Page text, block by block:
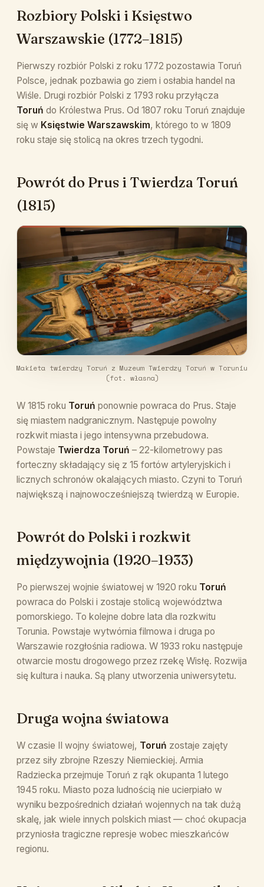
Rozbiory Polski i Księstwo
Warszawskie (1772–1815)
Pierwszy rozbiór Polski z roku 1772 pozostawia Toruń
Polsce, jednak pozbawia go ziem i osłabia handel na
Wiśle. Drugi rozbiór Polski z 1793 roku przyłącza
Toruń do Królestwa Prus. Od 1807 roku Toruń znajduje
się w Księstwie Warszawskim, którego to w 1809
roku staje się stolicą na okres trzech tygodni.
Powrót do Prus i Twierdza Toruń
(1815)
Makieta twierdzy Toruń z Muzeum Twierdzy Toruń w Toruniu
(fot. własna)
W 1815 roku Toruń ponownie powraca do Prus. Staje
się miastem nadgranicznym. Następuje powolny
rozkwit miasta i jego intensywna przebudowa.
Powstaje Twierdza Toruń – 22-kilometrowy pas
forteczny składający się z 15 fortów artyleryjskich i
licznych schronów okalających miasto. Czyni to Toruń
największą i najnowocześniejszą twierdzą w Europie.
Powrót do Polski i rozkwit
międzywojnia (1920–1933)
Po pierwszej wojnie światowej w 1920 roku Toruń
powraca do Polski i zostaje stolicą województwa
pomorskiego. To kolejne dobre lata dla rozkwitu
Torunia. Powstaje wytwórnia filmowa i druga po
Warszawie rozgłośnia radiowa. W 1933 roku następuje
otwarcie mostu drogowego przez rzekę Wisłę. Rozwija
się kultura i nauka. Są plany utworzenia uniwersytetu.
Druga wojna światowa
W czasie II wojny światowej, Toruń zostaje zajęty
przez siły zbrojne Rzeszy Niemieckiej. Armia
Radziecka przejmuje Toruń z rąk okupanta 1 lutego
1945 roku. Miasto poza ludnością nie ucierpiało w
wyniku bezpośrednich działań wojennych na tak dużą
skalę, jak wiele innych polskich miast — choć okupacja
przyniosła tragiczne represje wobec mieszkańców
regionu.